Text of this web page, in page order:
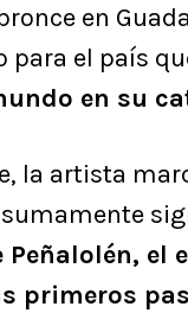
en
para el país
en su
la artista
Peñalolén,
primeros